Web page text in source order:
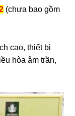
(chưa bao gồm
cao, thiết bị
hòa âm trần,